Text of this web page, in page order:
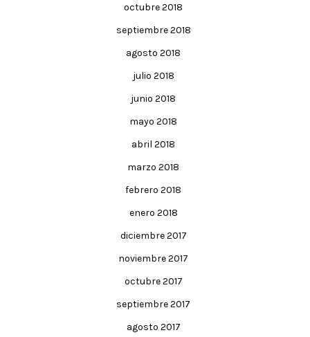
octubre 2018
septiembre 2018
agosto 2018
julio 2018
junio 2018
mayo 2018
abril 2018
marzo 2018
febrero 2018
enero 2018
diciembre 2017
noviembre 2017
octubre 2017
septiembre 2017
agosto 2017